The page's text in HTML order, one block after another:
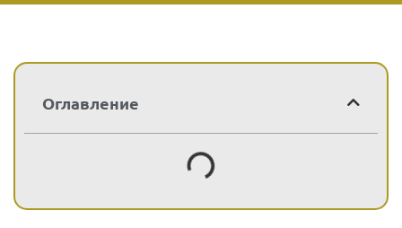
Оглавление